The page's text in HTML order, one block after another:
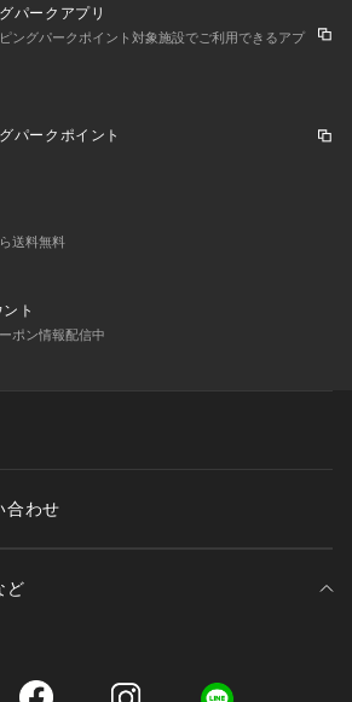
安になります。
ートの自由な発想を取り入れ、日本独自
に入り登録をおススメ】
録
登録
ち早くブランドの情報を受け取ること
際よりも色味が違って見える場合があ
パークアプリ
ングパークポイント対象施設でご利用できるアプ
パークポイント
送料無料
ト
ポン情報配信中
合わせ
ど